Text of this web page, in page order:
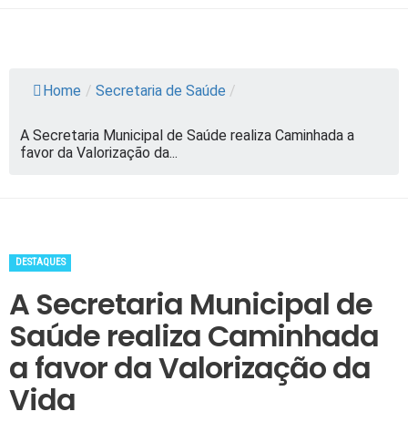
Home / Secretaria de Saúde /
A Secretaria Municipal de Saúde realiza Caminhada a
favor da Valorização da...
DESTAQUES
A Secretaria Municipal de
Saúde realiza Caminhada
a favor da Valorização da
Vida